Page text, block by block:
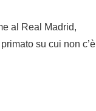
al Real Madrid,
su cui non c’è